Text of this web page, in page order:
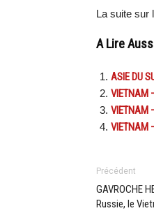
La suite sur
A Lire
ASIE DU
VIETNAM
VIETNAM
VIETNAM
Précédent
GAVROCHE
Russie, le